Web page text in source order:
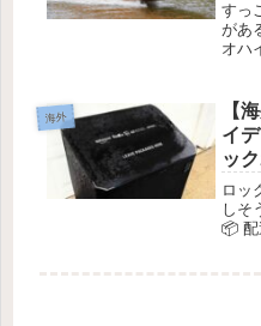
すっ
があ
オハ
っ
オ
海外
【
イ
ッ
ロッ
しそ
📦 配